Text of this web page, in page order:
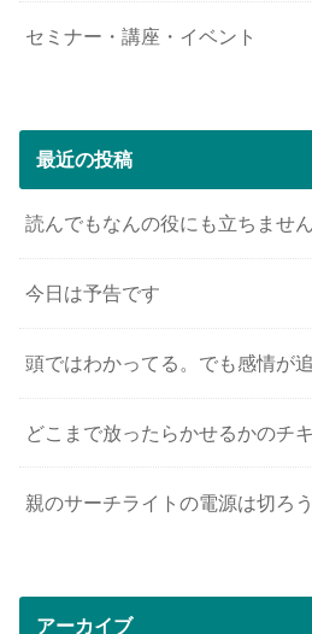
セミナー・講座・イベント
最近の投稿
読んでもなんの役にも立ちませ
今日は予告です
頭ではわかってる。でも感情が
どこまで放ったらかせるかのチ
親のサーチライトの電源は切ろう
アーカイブ